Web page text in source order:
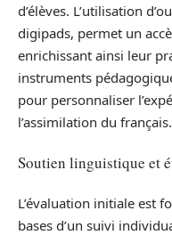
d’élèves. L’utilisation
digipads, permet un
enrichissant ainsi leur
instruments
pour personnaliser
l’assimilation du français.
Soutien linguistique et
L’évaluation initiale est
bases d’un suivi